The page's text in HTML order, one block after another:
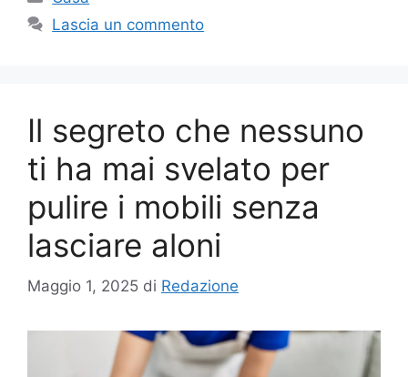
Lascia un commento
Il segreto che nessuno
ti ha mai svelato per
pulire i mobili senza
lasciare aloni
Maggio 1, 2025 di Redazione